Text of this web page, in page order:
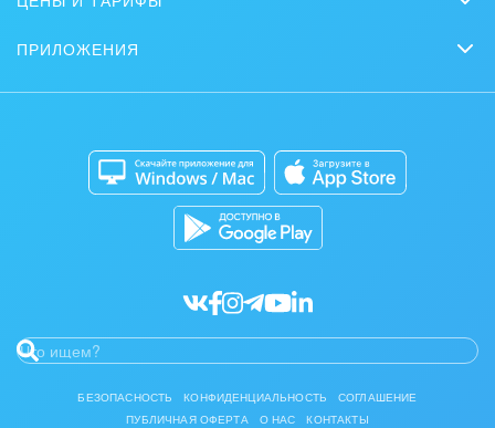
Контакт-центр
Маркетинг
Нейросети
Кибербезопасность
Партнеры
Стать партнером
Битрикс24 для Энтерпрайз
ПРИЛОЖЕНИЯ
Битрикс24 Маркет
Разработчикам приложений
БЕЗОПАСНОСТЬ КОНФИДЕНЦИАЛЬНОСТЬ
СОГЛАШЕНИЕ
ПУБЛИЧНАЯ ОФЕРТА
О НАС КОНТАКТЫ